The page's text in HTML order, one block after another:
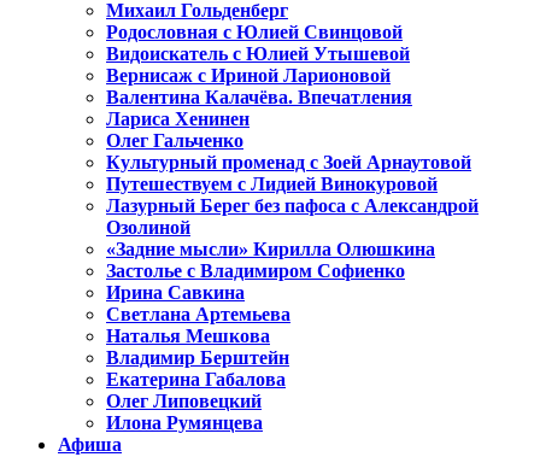
Михаил Гольденберг
Родословная с Юлией Свинцовой
Видоискатель с Юлией Утышевой
Вернисаж с Ириной Ларионовой
Валентина Калачёва. Впечатления
Лариса Хенинен
Олег Гальченко
Культурный променад с Зоей Арнаутовой
Путешествуем с Лидией Винокуровой
Лазурный Берег без пафоса с Александрой
Озолиной
«Задние мысли» Кирилла Олюшкина
Застолье с Владимиром Софиенко
Ирина Савкина
Светлана Артемьева
Наталья Мешкова
Владимир Берштейн
Екатерина Габалова
Олег Липовецкий
Илона Румянцева
Афиша